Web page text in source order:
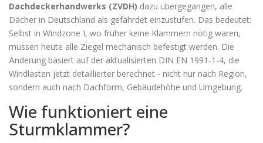
Dachdeckerhandwerks (ZVDH) dazu übergegangen, alle
Dächer in Deutschland als gefährdet einzustufen. Das bedeutet:
Selbst in Windzone I, wo früher keine Klammern nötig waren,
müssen heute alle Ziegel mechanisch befestigt werden. Die
Änderung basiert auf der aktualisierten DIN EN 1991-1-4, die
Windlasten jetzt detaillierter berechnet - nicht nur nach Region,
sondern auch nach Dachform, Gebäudehöhe und Umgebung.
Wie funktioniert eine
Sturmklammer?